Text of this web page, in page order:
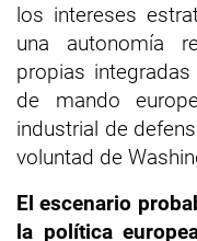
los intereses
una autonomía
propias
de mando
industrial de
voluntad de
El escenario
la política